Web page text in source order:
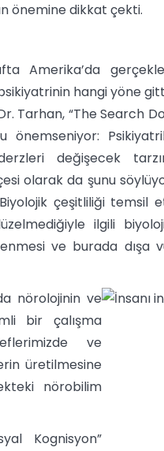
önemine dikkat çekti.
Amerika’da
hangi yöne
Tarhan, “The Search
değişecek
olarak da şunu
çeşitliliği temsil
ilgili
ve burada dışa
nörolojinin ve
bir çalışma
ve
üretilmesine
nörobilim
Kognisyon”